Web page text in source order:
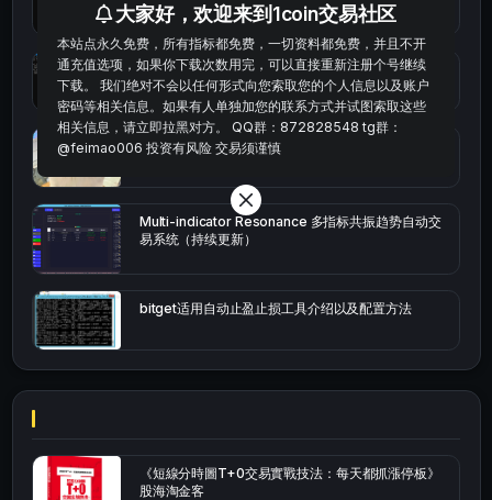
okx的短线量化的免费版本
bybit安卓端
Multi-indicator Resonance 多指标共振趋势自动交
易系统（持续更新）
bitget适用自动止盈止损工具介绍以及配置方法
《短線分時圖T+0交易實戰技法：每天都抓漲停板》
股海淘金客
大家好，欢迎来到1coin交易社区
本站点永久免费，所有指标都免费，一切资料都免费，并且不开
通充值选项，如果你下载次数用完，可以直接重新注册个号继续
下载。 我们绝对不会以任何形式向您索取您的个人信息以及账户
密码等相关信息。如果有人单独加您的联系方式并试图索取这些
相关信息，请立即拉黑对方。 QQ群：872828548 tg群：
@feimao006 投资有风险 交易须谨慎